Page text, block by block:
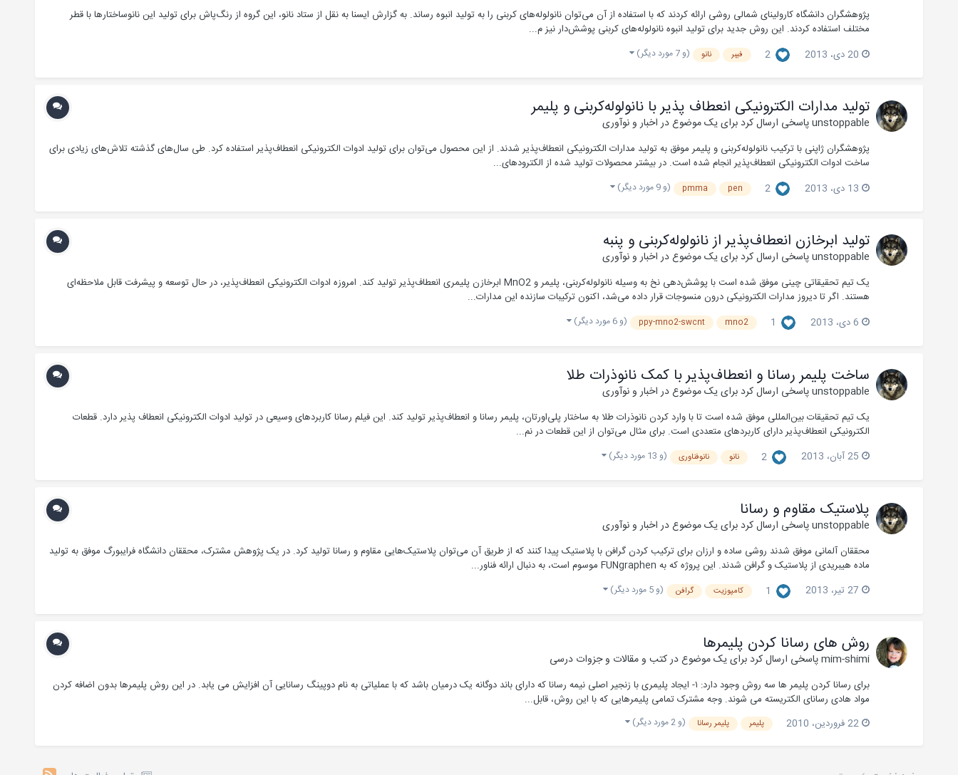
پژوهشگران دانشگاه کارولینای شمالی روشی ارائه کردند که با استفاده از آن می‌توان نانولوله‌های کربنی را به تولید انبوه رساند. به گزارش ایسنا به نقل از ستاد نانو، این گروه از رنگ‌پاش برای تولید این نانوساختارها با قطر
مختلف استفاده کردند. این روش جدید برای تولید انبوه نانولوله‌های کربنی پوشش‌دار نیز م...
20 دی، 2013
2 فیبر نانو (و 7 مورد دیگر)
تولید مدارات الکترونیکی انعطاف پذیر با نانولوله‌کربنی و پلیمر
unstoppableپاسخی ارسال کرد برای یک موضوع دراخبار و نوآوری
پژوهشگران ژاپنی با ترکیب نانولوله‌کربنی و پلیمر موفق به تولید مدارات الکترونیکی انعطاف‌پذیر شدند. از این محصول می‌توان برای تولید ادوات الکترونیکی انعطاف‌پذیر استفاده کرد. طی‌ سال‌های گذشته تلاش‌های زیادی برای
ساخت ادوات الکترونیکی انعطاف‌پذیر انجام شده است. در بیشتر محصولات تولید شده از الکترودهای...
13 دی، 2013
2
pen
pmma (و 9 مورد دیگر)
تولید ابرخازن انعطاف‌پذیر از نانولوله‌کربنی و پنبه
unstoppableپاسخی ارسال کرد برای یک موضوع دراخبار و نوآوری
یک تیم تحقیقاتی چینی موفق شده است با پوشش‌دهی نخ به وسیله نانولوله‌کربنی، پلیمر و MnO2 ابرخازن پلیمری انعطاف‌پذیر تولید کند. امروزه ادوات الکترونیکی انعطاف‌پذیر، در حال توسعه و پیشرفت قابل ملاحظه‌ای
هستند. اگر تا دیروز مدارات الکترونیکی درون منسوجات قرار داده می‌شد، اکنون ترکیبات سازنده این مدارات...
6 دی، 2013
1
mno2
ppy-mno2-swcnt (و 6 مورد دیگر)
ساخت پلیمر رسانا و انعطاف‌پذیر با کمک نانوذرات طلا
unstoppableپاسخی ارسال کرد برای یک موضوع در اخبار و نوآوری
یک تیم تحقیقات بین‌المللی موفق شده است تا با وارد کردن نانوذرات طلا به ساختار پلی‌اورتان، پلیمر رسانا و انعطاف‌پذیر تولید کند. این فیلم رسانا کاربردهای وسیعی در تولید ادوات الکترونیکی انعطاف پذیر دارد. قطعات
الکترونیکی انعطاف‌پذیر دارای کاربردهای متعددی است. برای مثال می‌توان از این قطعات در نم...
25 آبان، 2013
2 نانو نانوفناوری (و 13 مورد دیگر)
پلاستیک مقاوم و رسانا
unstoppableپاسخی ارسال کرد برای یک موضوع در اخبار و نوآوری
محققان آلمانی موفق شدند روشی ساده و ارزان برای ترکیب کردن گرافن با پلاستیک پیدا کنند که از طریق آن می‌توان پلاستیک‌هایی مقاوم و رسانا تولید کرد. در یک پژوهش مشترک، محققان دانشگاه فرایبورگ موفق به تولید
ماده هیبریدی از پلاستیک و گرافن شدند. این پروژه که به FUNgraphen موسوم است، به‌ دنبال ارائه فناور...
27 تیر، 2013
1 کامپوزیت گرافن (و 5 مورد دیگر)
روش های رسانا کردن پلیمرها
mim-shimiپاسخی ارسال کرد برای یک موضوع درکتب و مقالات و جزوات درسی
برای رسانا کردن پلیمر ها سه روش وجود دارد: ۱- ایجاد پلیمری با زنجیر اصلی نیمه رسانا که دارای باند دوگانه یک درمیان باشد که با عملیاتی به نام دوپینگ رسانایی آن افزایش می یابد. در این روش پلیمرها بدون اضافه کردن
مواد هادی رسانای الکتریسته می شوند. وجه مشترک تمامی پلیمرهایی که با این روش، قابل...
22 فروردین، 2010
پلیمر پلیمر رسانا (و 2 مورد دیگر)